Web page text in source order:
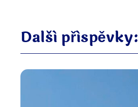
Další příspěvky: